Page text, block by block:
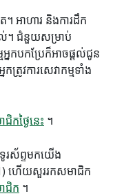
អាហារ និងការដឹក
ល់។ ជំនួយសម្រាប់
នកបកប្រែក៏អាចផ្តល់ជូន
រូវការសេវាកម្មទាំង
កថ្ងៃនេះ ។
ស័ព្ទមកយើង
ហើយសួររកសមាជិក
ជិក ។